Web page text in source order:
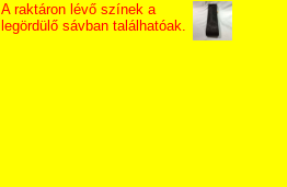
A raktáron lévő színek a
legördülő sávban találhatóak.